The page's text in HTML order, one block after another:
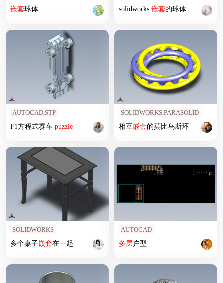
嵌套球体 solidworks 嵌套的球体
AUTOCAD,STP
F1方程式赛车 puzzle
SOLIDWORKS,PARASOLID
相互嵌套的莫比乌斯环
SOLIDWORKS
多个桌子嵌套在一起
AUTOCAD
多层户型